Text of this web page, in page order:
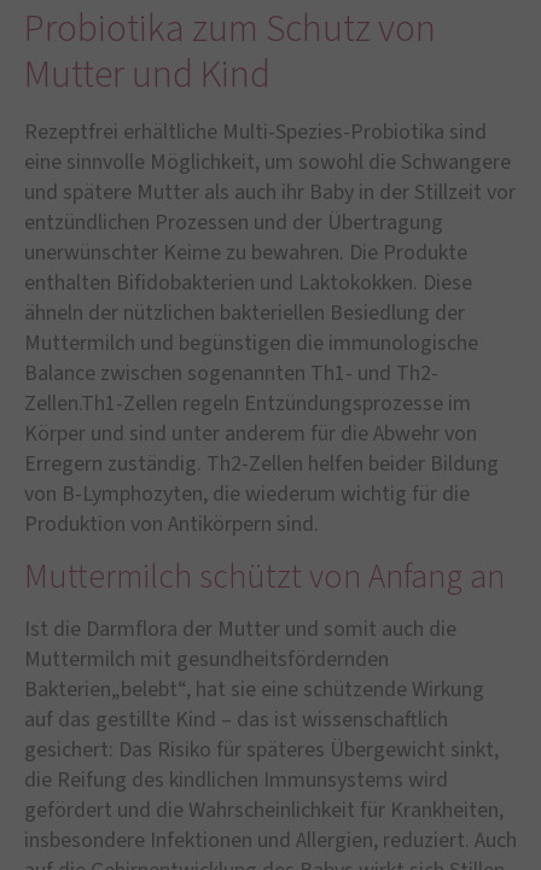
Probiotika zum Schutz von
Mutter und Kind
Rezeptfrei erhältliche Multi-Spezies-Probiotika sind
eine sinnvolle Möglichkeit, um sowohl die Schwangere
und spätere Mutter als auch ihr Baby in der Stillzeit vor
entzündlichen Prozessen und der Übertragung
unerwünschter Keime zu bewahren. Die Produkte
enthalten Bifidobakterien und Laktokokken. Diese
ähneln der nützlichen bakteriellen Besiedlung der
Muttermilch und begünstigen die immunologische
Balance zwischen sogenannten Th1- und Th2-
Zellen.Th1-Zellen regeln Entzündungsprozesse im
Körper und sind unter anderem für die Abwehr von
Erregern zuständig. Th2-Zellen helfen beider Bildung
von B-Lymphozyten, die wiederum wichtig für die
Produktion von Antikörpern sind.
Muttermilch schützt von Anfang an
Ist die Darmflora der Mutter und somit auch die
Muttermilch mit gesundheitsfördernden
Bakterien„belebt“, hat sie eine schützende Wirkung
auf das gestillte Kind – das ist wissenschaftlich
gesichert: Das Risiko für späteres Übergewicht sinkt,
die Reifung des kindlichen Immunsystems wird
gefördert und die Wahrscheinlichkeit für Krankheiten,
insbesondere Infektionen und Allergien, reduziert. Auch